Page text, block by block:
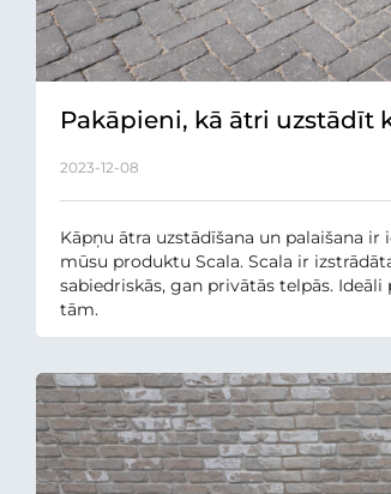
Pakāpieni, kā ātri uzstādīt
2023-12-08
Kāpņu ātra uzstādīšana un palaišana
mūsu produktu Scala. Scala ir
sabiedriskās, gan privātās telpās.
tām.